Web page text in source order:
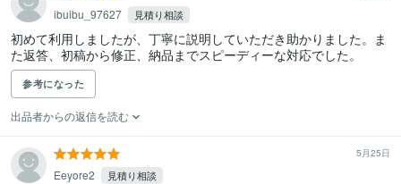
ibuibu_97627 見積り相談
初めて利用しましたが、丁寧に説明していただき助かりました。ま
た返答、初稿から修正、納品までスピーディーな対応でした。
参考になった
出品者からの返信を読む
5月25日
Eeyore2 見積り相談